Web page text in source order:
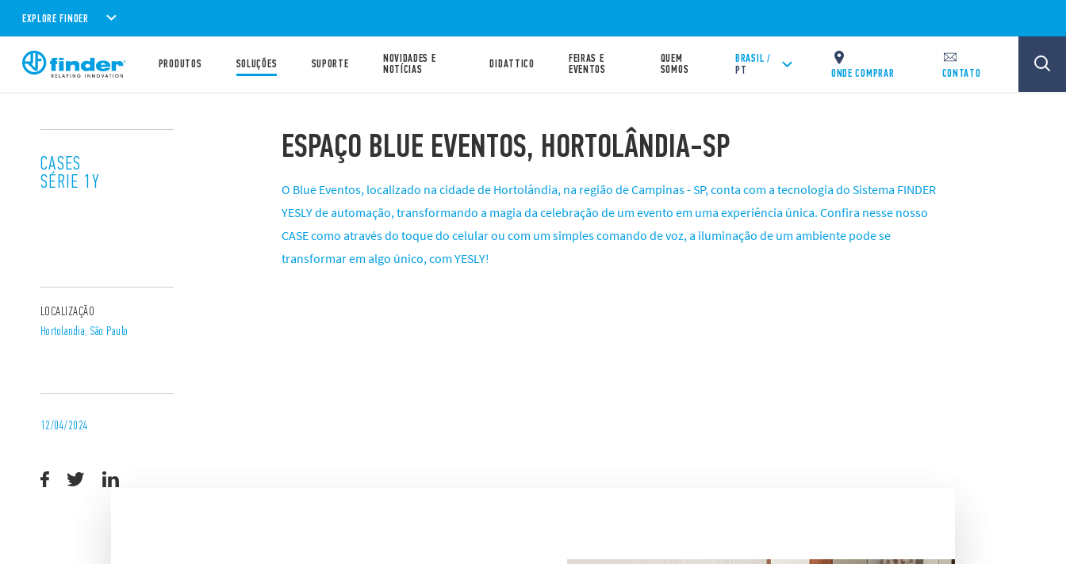
EXPLORE FINDER
PRODUTOS SOLUÇÕES SUPORTE
NOVIDADES E
NOTÍCIAS
DIDATTICO
FEIRAS E
EVENTOS
QUEM
SOMOS
BRASIL /
PT
ONDE COMPRAR CONTATO
ESPAÇO BLUE EVENTOS, HORTOLÂNDIA-SP
O Blue Eventos, localizado na cidade de Hortolândia, na região de Campinas - SP, conta com a tecnologia do Sistema FINDER
YESLY de automação, transformando a magia da celebração de um evento em uma experiência única. Confira nesse nosso
CASE como através do toque do celular ou com um simples comando de voz, a iluminação de um ambiente pode se
transformar em algo único, com YESLY!
CASES
SÉRIE 1Y
LOCALIZAÇÃO
Hortolandia, São Paulo
12/04/2024